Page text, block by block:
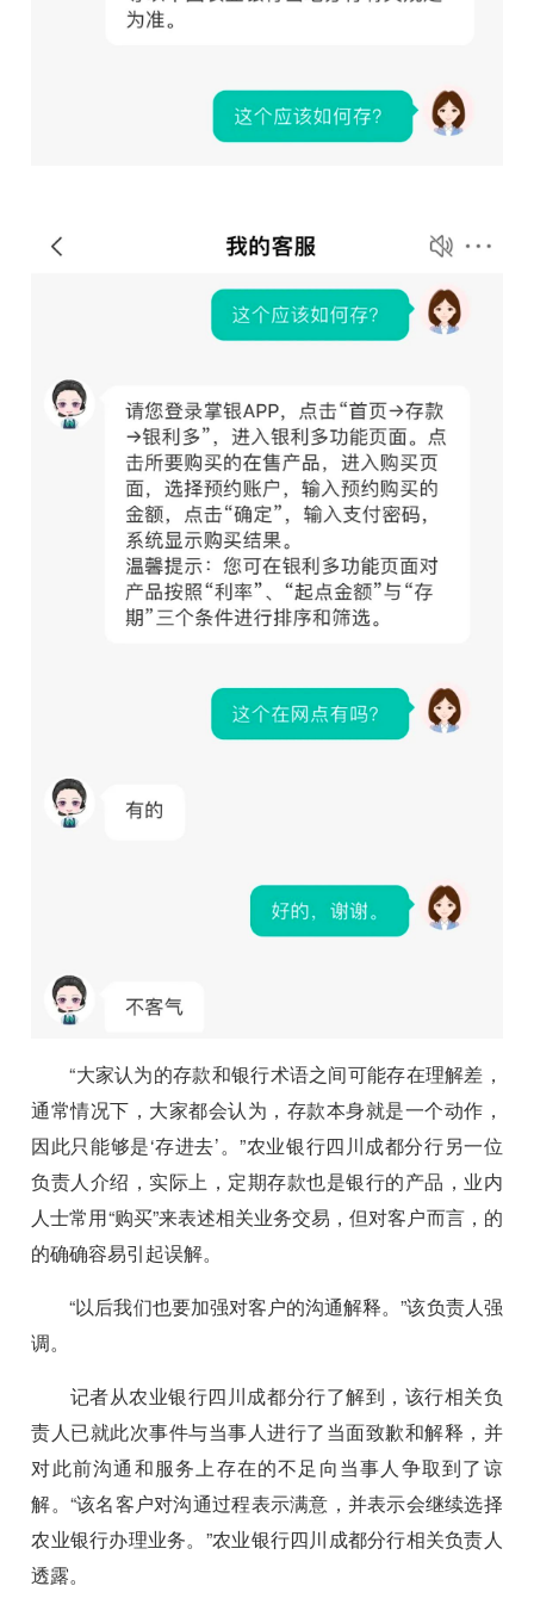
“大家认为的存款和银行术语之间可能存在理解差，
通常情况下，大家都会认为，存款本身就是一个动作，
因此只能够是‘存进去’。”农业银行四川成都分行另一位
负责人介绍，实际上，定期存款也是银行的产品，业内
人士常用“购买”来表述相关业务交易，但对客户而言，的
的确确容易引起误解。
“以后我们也要加强对客户的沟通解释。”该负责人强
调。
记者从农业银行四川成都分行了解到，该行相关负
责人已就此次事件与当事人进行了当面致歉和解释，并
对此前沟通和服务上存在的不足向当事人争取到了谅
解。“该名客户对沟通过程表示满意，并表示会继续选择
农业银行办理业务。”农业银行四川成都分行相关负责人
透露。